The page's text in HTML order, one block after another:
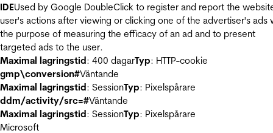
IDEUsed by Google DoubleClick to register and report the
user's actions after viewing or clicking one of the advertiser's ads
the purpose of measuring the efficacy of an ad and to present
targeted ads to the user.
Maximal lagringstid: 400 dagarTyp: HTTP-cookie
gmp\conversion#Väntande
Maximal lagringstid: SessionTyp: Pixelspårare
ddm/activity/src=#Väntande
Maximal lagringstid: SessionTyp: Pixelspårare
Microsoft